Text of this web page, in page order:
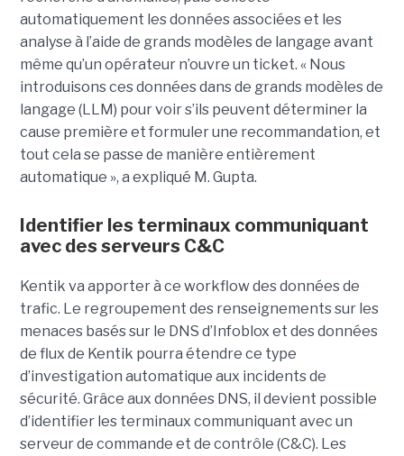
automatiquement les données associées et les
analyse à l’aide de grands modèles de langage avant
même qu’un opérateur n’ouvre un ticket. « Nous
introduisons ces données dans de grands modèles de
langage (LLM) pour voir s’ils peuvent déterminer la
cause première et formuler une recommandation, et
tout cela se passe de manière entièrement
automatique », a expliqué M. Gupta.
Identifier les terminaux communiquant
avec des serveurs C&C
Kentik va apporter à ce workflow des données de
trafic. Le regroupement des renseignements sur les
menaces basés sur le DNS d’Infoblox et des données
de flux de Kentik pourra étendre ce type
d’investigation automatique aux incidents de
sécurité. Grâce aux données DNS, il devient possible
d’identifier les terminaux communiquant avec un
serveur de commande et de contrôle (C&C). Les